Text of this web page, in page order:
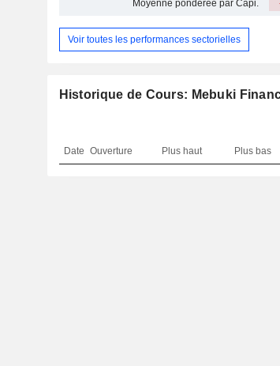
Moyenne pondérée par Capi.
Voir toutes les performances sectorielles
Historique de Cours: Mebuki
Date Ouverture Plus haut Plus bas